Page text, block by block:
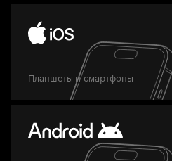
Планшеты и смартфоны